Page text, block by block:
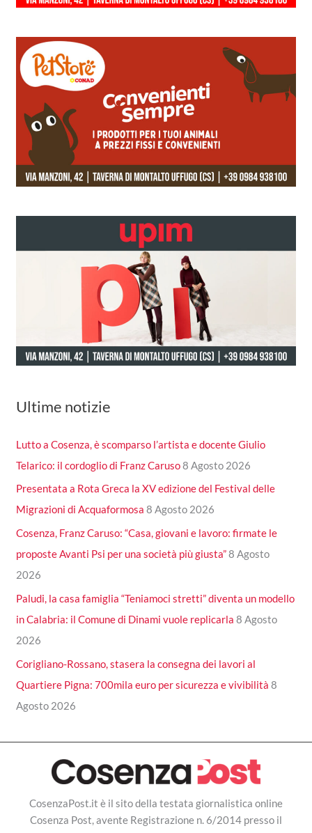
Ultime notizie
Lutto a Cosenza, è scomparso l’artista e docente Giulio
Telarico: il cordoglio di Franz Caruso8 Agosto 2026
Presentata a Rota Greca la XV edizione del Festival delle
Migrazioni di Acquaformosa 8 Agosto 2026
Cosenza, Franz Caruso: “Casa, giovani e lavoro: firmate le
proposte Avanti Psi per una società più giusta”8 Agosto
2026
Paludi, la casa famiglia “Teniamoci stretti” diventa un modello
in Calabria: il Comune di Dinami vuole replicarla 8 Agosto
2026
Corigliano-Rossano, stasera la consegna dei lavori al
Quartiere Pigna: 700mila euro per sicurezza e vivibilità 8
Agosto 2026
CosenzaPost.it è il sito della testata giornalistica online
Cosenza Post, avente Registrazione n. 6/2014 presso il